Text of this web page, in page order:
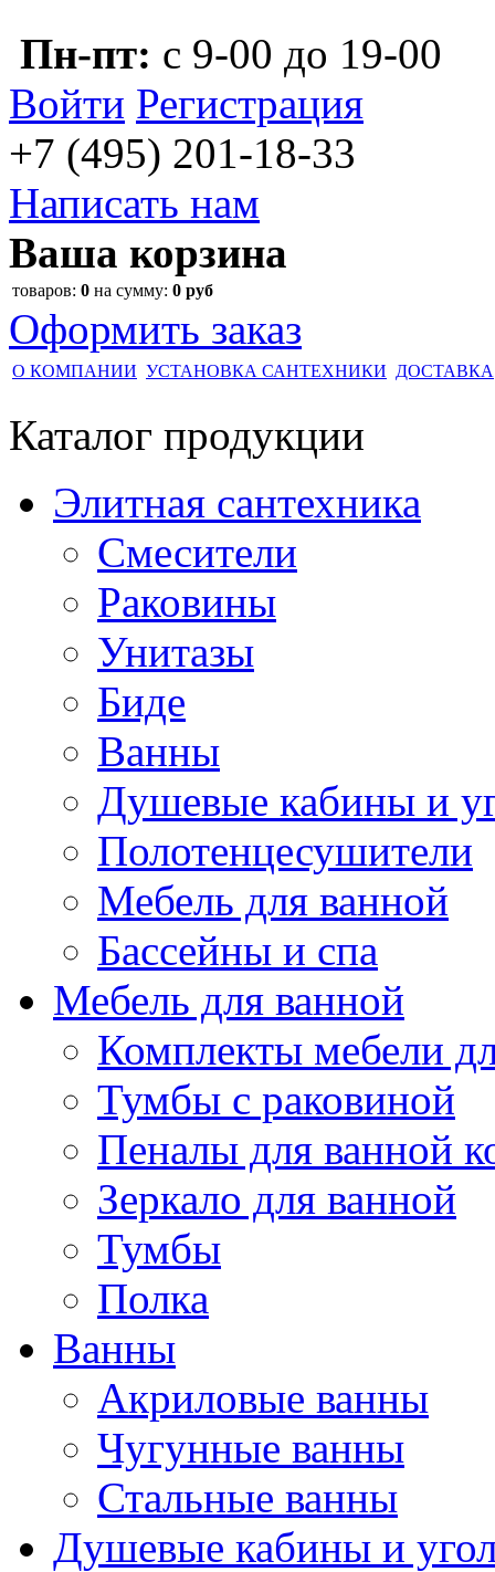
Пн-пт: с 9-00 до 19-00
Войти Регистрация
+7 (495) 201-18-33
Написать нам
Ваша корзина
товаров: 0 на сумму: 0 руб
Оформить заказ
О КОМПАНИИ УСТАНОВКА САНТЕХНИКИ ДОСТАВКА
Каталог продукции
Элитная сантехника
Смесители
Раковины
Унитазы
Биде
Ванны
Душевые кабины и
Полотенцесушители
Мебель для ванной
Бассейны и спа
Мебель для ванной
Комплекты мебели
Тумбы с раковиной
Пеналы для ванной
Зеркало для ванной
Тумбы
Полка
Ванны
Акриловые ванны
Чугунные ванны
Стальные ванны
Душевые кабины и